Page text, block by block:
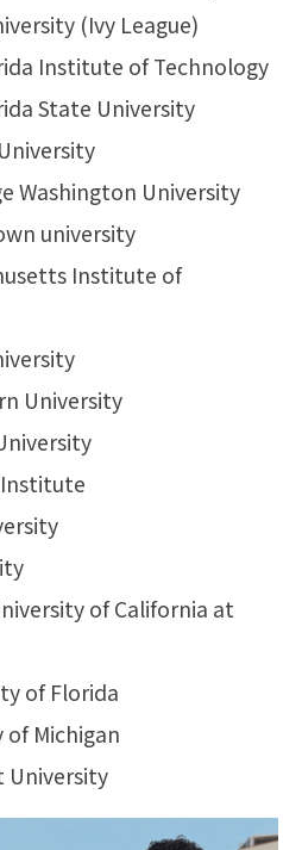
(Ivy League)
Institute of Technology
State University
Washington University
university
Institute of
University
of California at
of Florida
of Michigan
University